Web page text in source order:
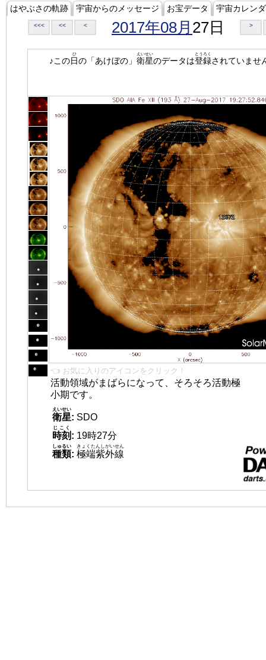
はやぶさの軌跡 宇宙からのメッセージ お宝データ 宇宙カレン
<<< << < 2017年08月 27日 >
♪この日
ひ
の「あけぼの」 衛星
えいせい
のデータは登録
とうろく
されていませ
👈 お気に入りのアイコンをクリック！
活動領域がまばらになって、そろそろ活動極
小期です。
衛星
えいせい
: SDO
時刻
じこく
: 19時27分
種類
しゅるい
: 極端紫外線
きょくたんしがいせん